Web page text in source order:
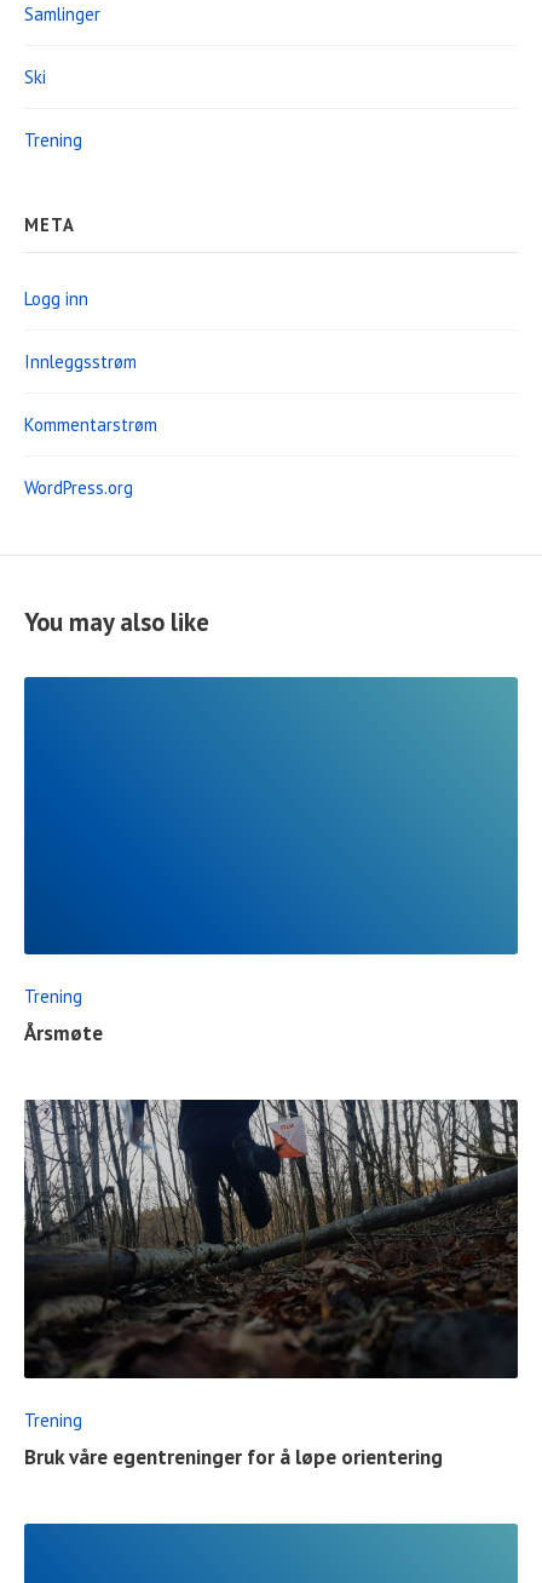
Samlinger
Ski
Trening
META
Logg inn
Innleggsstrøm
Kommentarstrøm
WordPress.org
You may also like
Trening
Årsmøte
READ
FULL
POST
Trening
Bruk våre egentreninger for å løpe orientering